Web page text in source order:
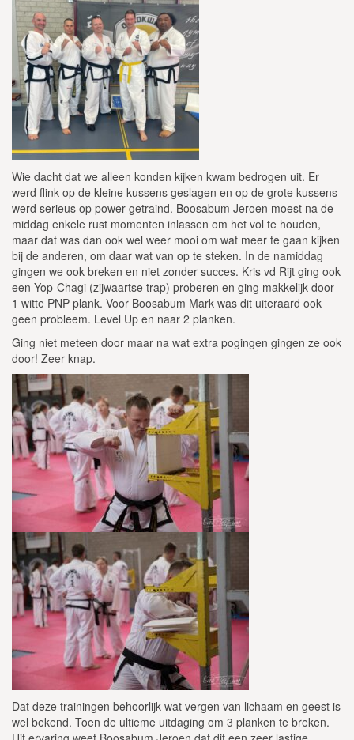
Wie dacht dat we alleen konden kijken kwam bedrogen uit. Er
werd flink op de kleine kussens geslagen en op de grote kussens
werd serieus op power getraind. Boosabum Jeroen moest na de
middag enkele rust momenten inlassen om het vol te houden,
maar dat was dan ook wel weer mooi om wat meer te gaan kijken
bij de anderen, om daar wat van op te steken. In de namiddag
gingen we ook breken en niet zonder succes. Kris vd Rijt ging ook
een Yop-Chagi (zijwaartse trap) proberen en ging makkelijk door
1 witte PNP plank. Voor Boosabum Mark was dit uiteraard ook
geen probleem. Level Up en naar 2 planken.
Ging niet meteen door maar na wat extra pogingen gingen ze ook
door! Zeer knap.
Dat deze trainingen behoorlijk wat vergen van lichaam en geest is
wel bekend. Toen de ultieme uitdaging om 3 planken te breken.